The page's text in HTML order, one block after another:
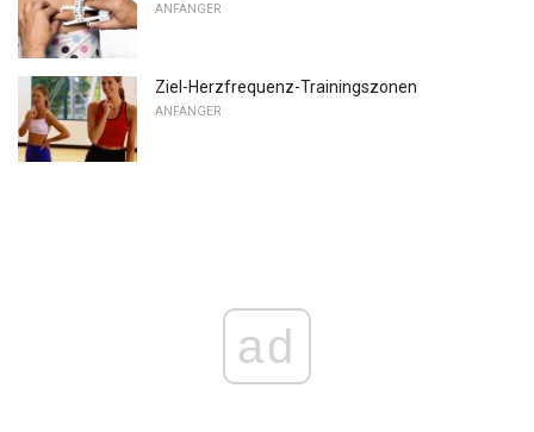
ANFÄNGER
Ziel-Herzfrequenz-Trainingszonen
ANFÄNGER
ad